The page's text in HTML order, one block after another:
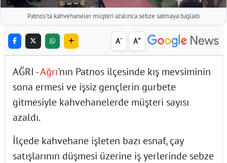
Patnos'ta kahvehaneler müşteri azalınca sebze satmaya başladı
A- A+
AĞRI -Ağrı'nın Patnos ilçesinde kış mevsiminin
sona ermesi ve işsiz gençlerin gurbete
gitmesiyle kahvehanelerde müşteri sayısı
azaldı.
İlçede kahvehane işleten bazı esnaf, çay
satışlarının düşmesi üzerine iş yerlerinde sebze